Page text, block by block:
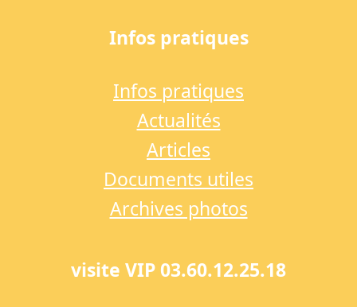
Infos pratiques
Infos pratiques
Actualités
Articles
Documents utiles
Archives photos
visite VIP 03.60.12.25.18